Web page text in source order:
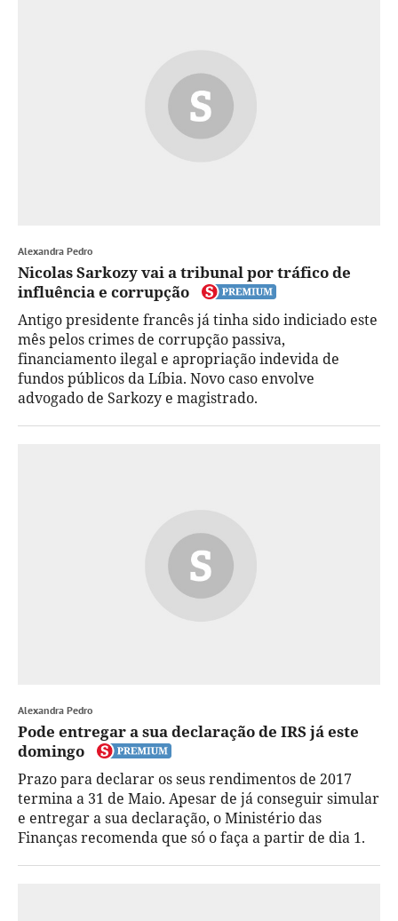
Alexandra Pedro
Nicolas Sarkozy vai a tribunal por tráfico de
influência e corrupção
Antigo presidente francês já tinha sido indiciado este
mês pelos crimes de corrupção passiva,
financiamento ilegal e apropriação indevida de
fundos públicos da Líbia. Novo caso envolve
advogado de Sarkozy e magistrado.
Alexandra Pedro
Pode entregar a sua declaração de IRS já este
domingo
Prazo para declarar os seus rendimentos de 2017
termina a 31 de Maio. Apesar de já conseguir simular
e entregar a sua declaração, o Ministério das
Finanças recomenda que só o faça a partir de dia 1.